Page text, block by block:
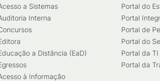
a Sistemas
Interna
a Distância (EaD)
à Informação
Portal do
Portal
Portal de
Portal do
Portal da TI
Portal da